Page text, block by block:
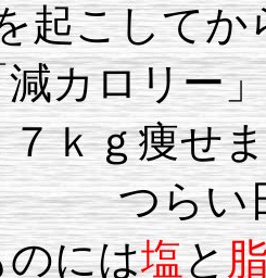
起こして
減カロリー
ｋｇ痩せ
つらい
には塩と